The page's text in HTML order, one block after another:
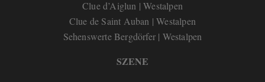
Clue d’Aiglun | Westalpen
Clue de Saint Auban | Westalpen
Sehenswerte Bergdörfer | Westalpen
SZENE